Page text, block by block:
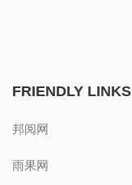
FRIENDLY LINKS
邦阅网
雨果网